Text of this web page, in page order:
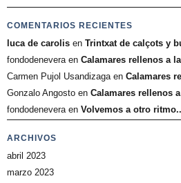
COMENTARIOS RECIENTES
luca de carolis en Trintxat de calçots y
fondodeneveraen Calamares rellenos a
Carmen Pujol Usandizagaen Calamares
Gonzalo Angosto en Calamares rellenos
fondodeneveraen Volvemos a otro
ARCHIVOS
abril 2023
marzo 2023